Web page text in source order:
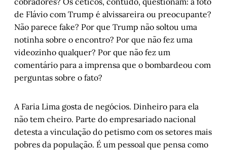
de Flávio com Trump é alvissareira ou preocupante?
Não parece fake? Por que Trump não soltou uma
notinha sobre o encontro? Por que não fez uma
videozinho qualquer? Por que não fez um
comentário para a imprensa que o bombardeou com
perguntas sobre o fato?
A Faria Lima gosta de negócios. Dinheiro para ela
não tem cheiro. Parte do empresariado nacional
detesta a vinculação do petismo com os setores mais
pobres da população. É um pessoal que pensa como